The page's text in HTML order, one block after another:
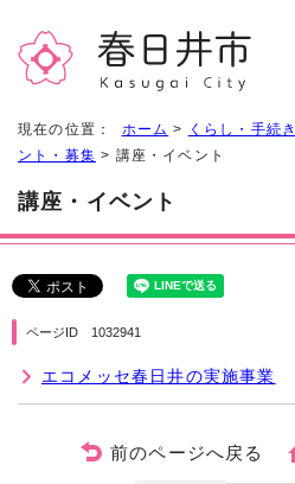
現在の位置： ホーム > くらし・手続き
ント・募集 > 講座・イベント
講座・イベント
ページID 1032941
エコメッセ春日井の実施事業
前のページへ戻る